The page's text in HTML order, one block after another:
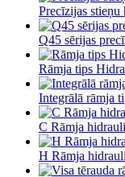
Precīzijas stieņu
Q45 sērijas
Rāmja tips
Integrālā rāmja
C Rāmja
H Rāmja